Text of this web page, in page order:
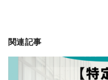
関連記事